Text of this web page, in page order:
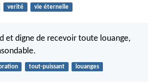
verité vie éternelle
et digne de recevoir toute louange,
tout-puissant louanges